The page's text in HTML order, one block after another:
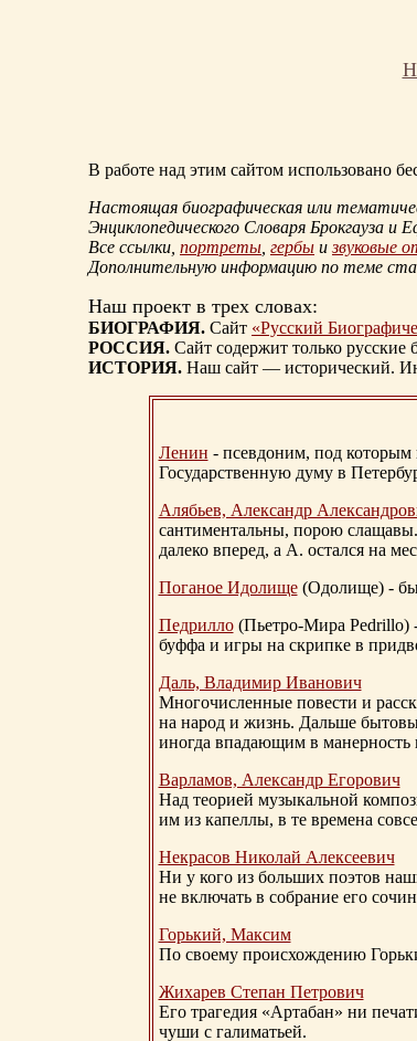
В работе над этим сайтом использовано
Настоящая биографическая или
Энциклопедического Словаря Брокгауза и
Все ссылки, портреты, гербы и звуковые
Дополнительную информацию по теме
Наш проект в трех словах:
БИОГРАФИЯ. Сайт «Русский
РОССИЯ. Сайт содержит только
ИСТОРИЯ. Наш сайт — исторический.
Ленин - псевдоним, под которым
Государственную думу в
Алябьев, Александр
сантиментальны, порою
далеко вперед, а А. остался на
Поганое Идолище(Одолище) -
Педрилло(Пьетро-Мира Pedrillo)
буффа и игры на скрипке в
Даль, Владимир Иванович
Многочисленные повести и
на народ и жизнь. Дальше
иногда впадающим в манерность
Варламов, Александр Егорович
Над теорией музыкальной
им из капеллы, в те времена
Некрасов Николай Алексеевич
Ни у кого из больших поэтов
не включать в собрание его
Горький, Максим
По своему происхождению
Жихарев Степан Петрович
Его трагедия «Артабан» ни
чуши с галиматьей.